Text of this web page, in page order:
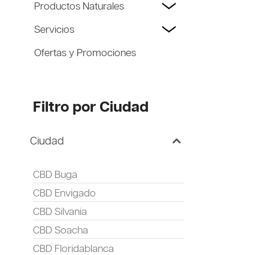
Productos Naturales
Servicios
Ofertas y Promociones
Filtro por Ciudad
Ciudad
CBD Buga
CBD Envigado
CBD Silvania
CBD Soacha
CBD Floridablanca